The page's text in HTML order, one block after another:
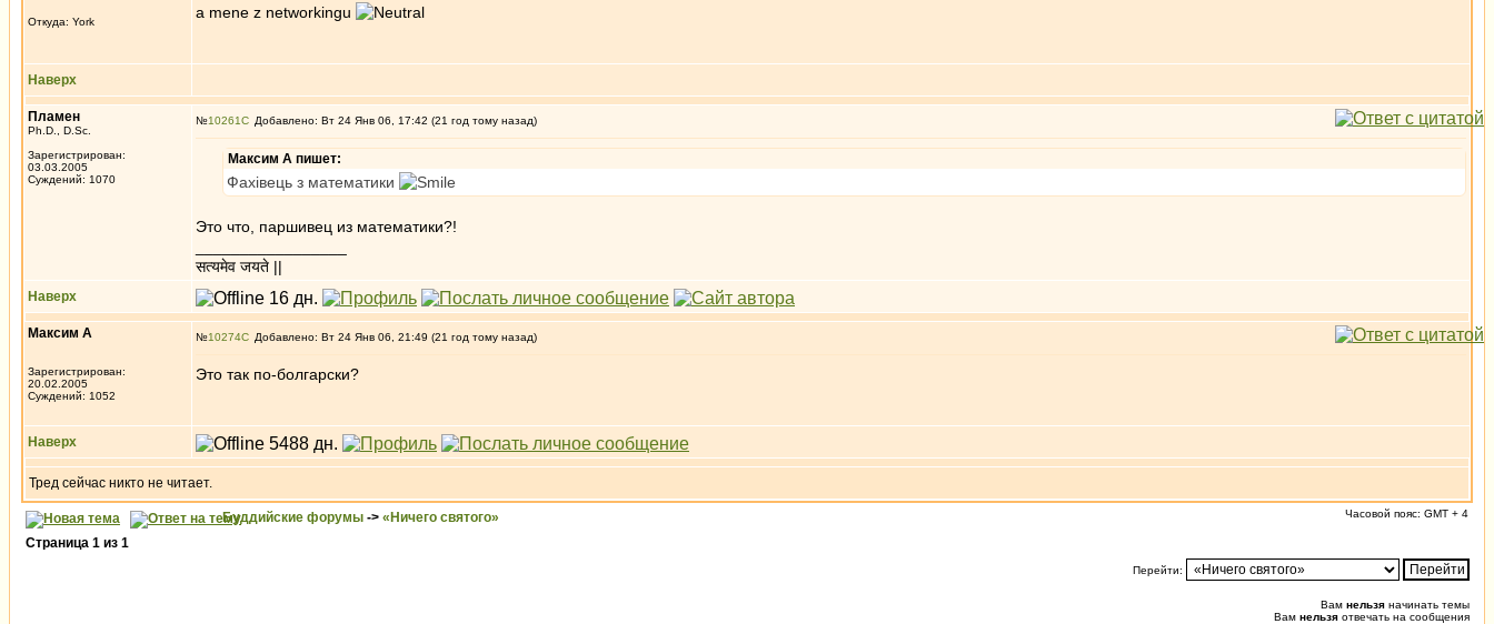
Откуда: York
a mene z networkingu
Наверх
Пламен
Ph.D., D.Sc.
Зарегистрирован:
03.03.2005
Суждений: 1070
№10261 Добавлено: Вт 24 Янв 06, 17:42 (21 год тому назад)
Максим А пишет:
Фахiвець з математики
Это что, паршивец из математики?!
सत्यमेव जयते ||
Наверх
Максим А
Зарегистрирован:
20.02.2005
Суждений: 1052
№10274 Добавлено: Вт 24 Янв 06, 21:49 (21 год тому назад)
Это так по-болгарски?
Наверх
Тред сейчас никто не читает.
Буддийские форумы -> «Ничего святого» Часовой пояс: GMT + 4
Страница 1 из 1
Перейти:
Вам нельзя начинать темы
Вам нельзя отвечать на сообщения